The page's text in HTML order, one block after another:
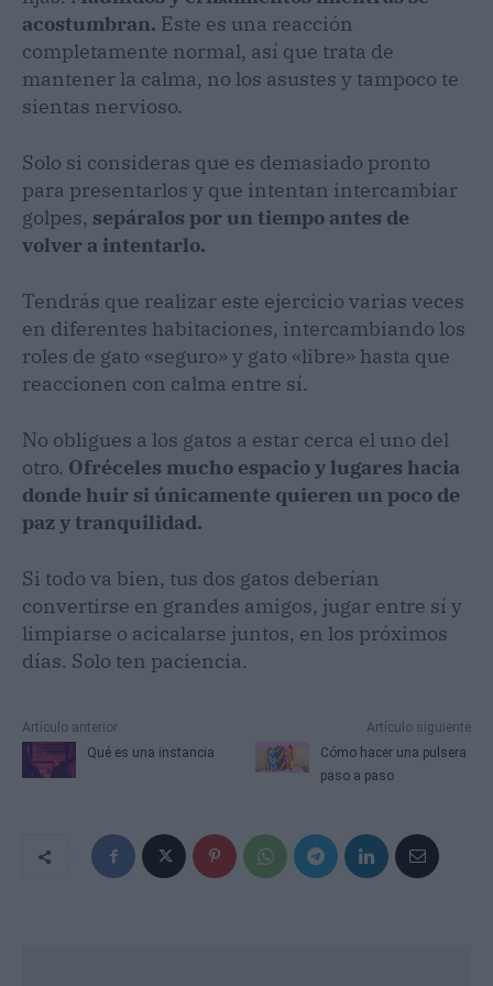
acostumbran. Este es una reacción
completamente normal, así que trata de
mantener la calma, no los asustes y tampoco te
sientas nervioso.
Solo si consideras que es demasiado pronto
para presentarlos y que intentan intercambiar
golpes, sepáralos por un tiempo antes de
volver a intentarlo.
Tendrás que realizar este ejercicio varias veces
en diferentes habitaciones, intercambiando los
roles de gato «seguro» y gato «libre» hasta que
reaccionen con calma entre sí.
No obligues a los gatos a estar cerca el uno del
otro. Ofréceles mucho espacio y lugares hacia
donde huir si únicamente quieren un poco de
paz y tranquilidad.
Si todo va bien, tus dos gatos deberían
convertirse en grandes amigos, jugar entre sí y
limpiarse o acicalarse juntos, en los próximos
días. Solo ten paciencia.
Artículo anterior
Qué es una instancia
Artículo siguiente
Cómo hacer una pulsera
paso a paso